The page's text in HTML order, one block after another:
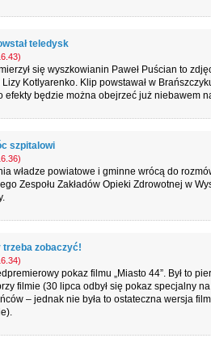
teledysk
się wyszkowianin Paweł Puścian to
Kotlyarenko. Klip powstawał w
efekty będzie można obejrzeć już niebawem
szpitalowi
władze powiatowe i gminne wrócą do
Zespołu Zakładów Opieki Zdrowotnej w
trzeba zobaczyć!
pokaz filmu „Miasto 44”. Był to
filmie (30 lipca odbył się pokaz specjalny
– jednak nie była to ostateczna wersja